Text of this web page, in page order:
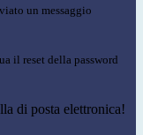
un messaggio
il reset della password
di posta elettronica!